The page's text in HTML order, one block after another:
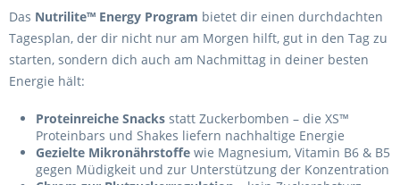
Das Nutrilite™ Energy Program bietet dir einen durchdachten
Tagesplan, der dir nicht nur am Morgen hilft, gut in den Tag zu
starten, sondern dich auch am Nachmittag in deiner besten
Energie hält:
Proteinreiche Snacks statt Zuckerbomben – die XS™
Proteinbars und Shakes liefern nachhaltige Energie
Gezielte Mikronährstoffe wie Magnesium, Vitamin B6 & B5
gegen Müdigkeit und zur Unterstützung der Konzentration